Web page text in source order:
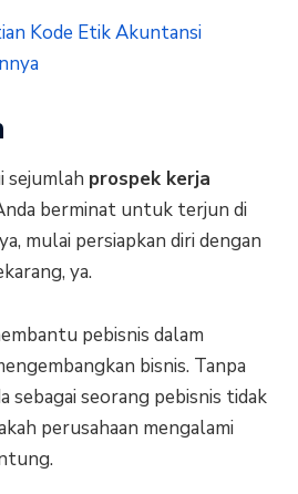
Kode Etik Akuntansi
sejumlah prospek kerja
berminat untuk terjun di
mulai persiapkan diri dengan
ya.
pebisnis dalam
bisnis. Tanpa
sebagai seorang pebisnis tidak
perusahaan mengalami